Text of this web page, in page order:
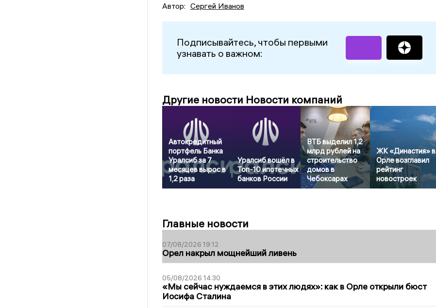
Автор: Сергей Иванов
Подписывайтесь, чтобы первыми
узнавать о важном:
Другие новости Новости компаний
Автокредитный
портфель Банка
Уралсиб за 7
месяцев вырос в
1,2 раза
Уралсиб вошёл в
Топ-10 ипотечных
банков России
ВТБ выделил 1,2
млрд рублей на
строительство
домов в
Чебоксарах
ЖК «Династия» в
Орле возглавил
рейтинг
новостроек
Главные новости
07/08/2026 19:12
Орел накрыл мощнейший ливень
05/08/2026 14:30
«Мы сейчас нуждаемся в этих людях»: как в Орле открыли бюст
Иосифа Сталина